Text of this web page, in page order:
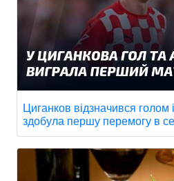
Циганков відзначився
здобула першу перемогу в